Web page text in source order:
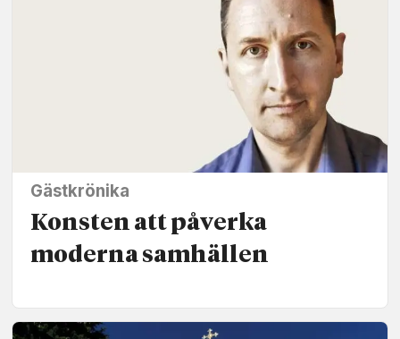
Gästkrönika
Konsten att påverka
moderna samhällen